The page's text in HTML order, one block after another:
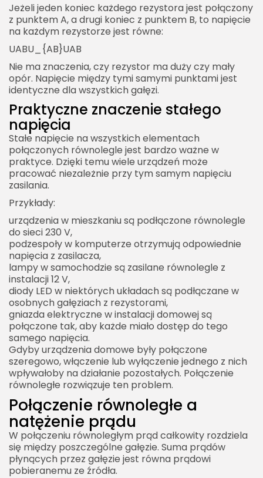
Jeżeli jeden koniec każdego rezystora jest połączony
z punktem A, a drugi koniec z punktem B, to napięcie
na każdym rezystorze jest równe:
UABU_{AB}UAB​
Nie ma znaczenia, czy rezystor ma duży czy mały
opór. Napięcie między tymi samymi punktami jest
identyczne dla wszystkich gałęzi.
Praktyczne znaczenie stałego
napięcia
Stałe napięcie na wszystkich elementach
połączonych równolegle jest bardzo ważne w
praktyce. Dzięki temu wiele urządzeń może
pracować niezależnie przy tym samym napięciu
zasilania.
Przykłady:
urządzenia w mieszkaniu są podłączone równolegle
do sieci 230 V,
podzespoły w komputerze otrzymują odpowiednie
napięcia z zasilacza,
lampy w samochodzie są zasilane równolegle z
instalacji 12 V,
diody LED w niektórych układach są podłączane w
osobnych gałęziach z rezystorami,
gniazda elektryczne w instalacji domowej są
połączone tak, aby każde miało dostęp do tego
samego napięcia.
Gdyby urządzenia domowe były połączone
szeregowo, włączenie lub wyłączenie jednego z nich
wpływałoby na działanie pozostałych. Połączenie
równoległe rozwiązuje ten problem.
Połączenie równoległe a
natężenie prądu
W połączeniu równoległym prąd całkowity rozdziela
się między poszczególne gałęzie. Suma prądów
płynących przez gałęzie jest równa prądowi
pobieranemu ze źródła.
Kondensatory odsprzęgające
Połączenie równoległe w systemach awaryjnego
zasilania
Cel równoległego łączenia magazynów energii
Kontrola i zabezpieczenia
Połączenie równoległe w hydraulice jako analogia
Równoległe rury
Stała różnica ciśnień
Zaawansowane spojrzenie na połączenie
równoległe
Połączenie równoległe w prądzie przemiennym
Rezonans równoległy
Połączenie równoległe jako dzielnik prądu
Dzielnik prądu dla dwóch rezystorów
Przykład dzielnika prądu
Połączenie równoległe a niezawodność układu
Redundancja
Ograniczenia redundancji
Połączenie równoległe w kontekście zwarcia
Dlaczego zwarcie jest groźne?
Rola bezpieczników
Połączenie równoległe w codziennym życiu
Przykłady z domu
Przykłady z elektroniki użytkowej
Przykłady z transportu
Dlaczego połączenie równoległe jest tak ważne?